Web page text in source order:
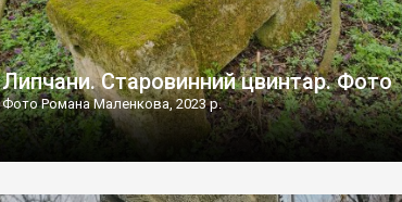
Липчани. Старовинний цвинтар. Фото
Фото Романа Маленкова, 2023 р.